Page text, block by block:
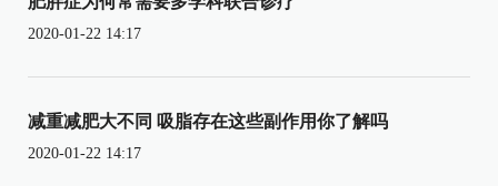
2020-01-22 14:17
减重减肥大不同 吸脂存在这些副作用你了解吗
2020-01-22 14:17